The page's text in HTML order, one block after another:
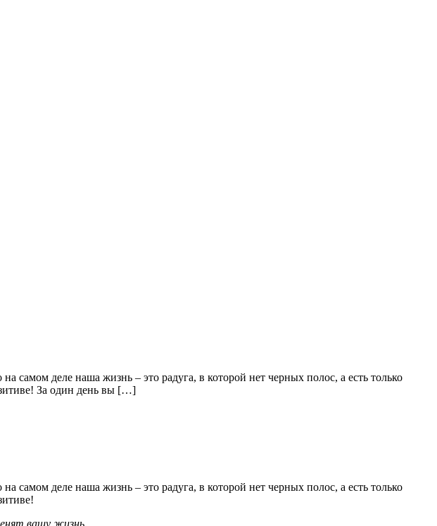
самом деле наша жизнь – это радуга, в которой нет черных полос, а есть только
За один день вы […]
самом деле наша жизнь – это радуга, в которой нет черных полос, а есть только
вашу жизнь.